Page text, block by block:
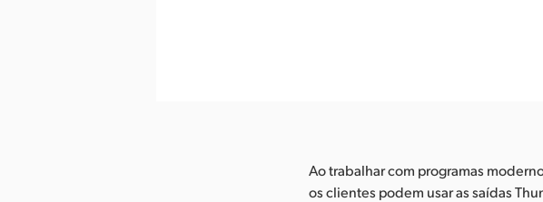
Ao trabalhar com programas
os clientes podem usar as saídas